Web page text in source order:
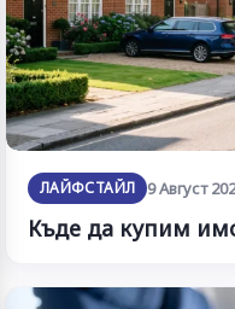
ЛАЙФСТАЙЛ 9 Август
Къде да купим